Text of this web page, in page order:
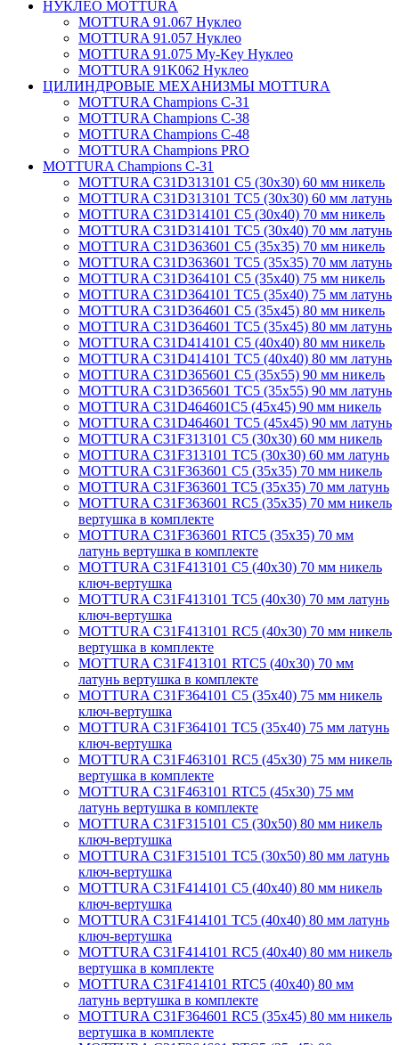
НУКЛЕО MOTTURA
MOTTURA 91.067 Нуклео
MOTTURA 91.057 Нуклео
MOTTURA 91.075 My-Key Нуклео
MOTTURA 91K062 Нуклео
ЦИЛИНДРОВЫЕ МЕХАНИЗМЫ MOTTURA
MOTTURA Champions C-31
MOTTURA Champions C-38
MOTTURA Champions C-48
MOTTURA Champions PRO
MOTTURA Champions C-31
MOTTURA C31D313101 C5 (30х30) 60 мм никель
MOTTURA C31D313101 TC5 (30х30) 60 мм латунь
MOTTURA C31D314101 C5 (30х40) 70 мм никель
MOTTURA C31D314101 TC5 (30х40) 70 мм латунь
MOTTURA C31D363601 C5 (35х35) 70 мм никель
MOTTURA C31D363601 TC5 (35х35) 70 мм латунь
MOTTURA C31D364101 C5 (35х40) 75 мм никель
MOTTURA C31D364101 TC5 (35х40) 75 мм латунь
MOTTURA C31D364601 C5 (35х45) 80 мм никель
MOTTURA C31D364601 TC5 (35х45) 80 мм латунь
MOTTURA C31D414101 C5 (40х40) 80 мм никель
MOTTURA C31D414101 TC5 (40х40) 80 мм латунь
MOTTURA C31D365601 C5 (35х55) 90 мм никель
MOTTURA C31D365601 TC5 (35х55) 90 мм латунь
MOTTURA C31D464601C5 (45х45) 90 мм никель
MOTTURA C31D464601 TC5 (45х45) 90 мм латунь
MOTTURA C31F313101 C5 (30х30) 60 мм никель
MOTTURA C31F313101 TC5 (30х30) 60 мм латунь
MOTTURA C31F363601 C5 (35х35) 70 мм никель
MOTTURA C31F363601 TC5 (35х35) 70 мм латунь
MOTTURA C31F363601 RC5 (35х35) 70 мм никель
вертушка в комплекте
MOTTURA C31F363601 RTC5 (35х35) 70 мм
латунь вертушка в комплекте
MOTTURA C31F413101 C5 (40х30) 70 мм никель
ключ-вертушка
MOTTURA C31F413101 TC5 (40х30) 70 мм латунь
ключ-вертушка
MOTTURA C31F413101 RC5 (40х30) 70 мм никель
вертушка в комплекте
MOTTURA C31F413101 RTC5 (40х30) 70 мм
латунь вертушка в комплекте
MOTTURA C31F364101 C5 (35х40) 75 мм никель
ключ-вертушка
MOTTURA C31F364101 TC5 (35х40) 75 мм латунь
ключ-вертушка
MOTTURA C31F463101 RC5 (45х30) 75 мм никель
вертушка в комплекте
MOTTURA C31F463101 RTC5 (45х30) 75 мм
латунь вертушка в комплекте
MOTTURA C31F315101 C5 (30х50) 80 мм никель
ключ-вертушка
MOTTURA C31F315101 TC5 (30х50) 80 мм латунь
ключ-вертушка
MOTTURA C31F414101 C5 (40х40) 80 мм никель
ключ-вертушка
MOTTURA C31F414101 TC5 (40х40) 80 мм латунь
ключ-вертушка
MOTTURA C31F414101 RC5 (40х40) 80 мм никель
вертушка в комплекте
MOTTURA C31F414101 RTC5 (40х40) 80 мм
латунь вертушка в комплекте
MOTTURA C31F364601 RC5 (35х45) 80 мм никель
вертушка в комплекте